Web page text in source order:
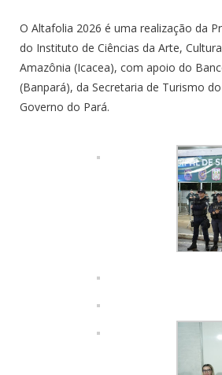
O Altafolia 2026 é uma realização da
do Instituto de Ciências da Arte,
Amazônia (Icacea), com apoio do
(Banpará), da Secretaria de Turismo
Governo do Pará.